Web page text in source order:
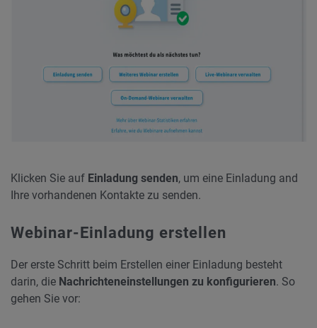
Klicken Sie auf Einladung senden, um eine Einladung and
Ihre vorhandenen Kontakte zu senden.
Webinar-Einladung erstellen
Der erste Schritt beim Erstellen einer Einladung besteht
darin, die Nachrichteneinstellungen zu konfigurieren. So
gehen Sie vor: